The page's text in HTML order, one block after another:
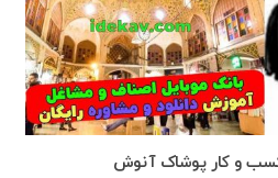
کسب و کار پوشاک آنوش